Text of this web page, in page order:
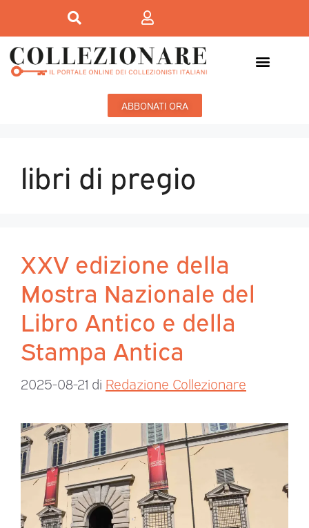
ABBONATI ORA
libri di pregio
XXV edizione della
Mostra Nazionale del
Libro Antico e della
Stampa Antica
2025-08-21 di Redazione Collezionare